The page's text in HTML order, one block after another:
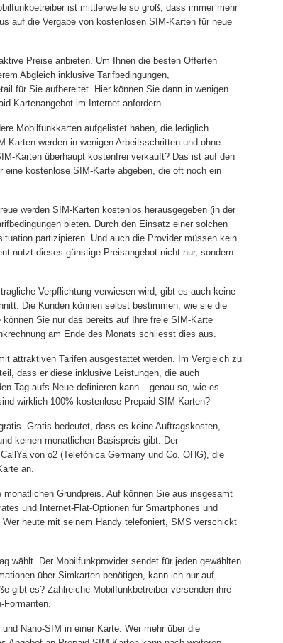
ist mittlerweile so groß, dass immer mehr
auf die Vergabe von kostenlosen SIM-Karten für neue
Preise anbieten. Um Ihnen die besten Offerten
Abgleich inklusive Tarifbedingungen,
für Sie aufbereitet. Hier können Sie dann in wenigen
Kartenangebot im Internet anfordern.
Mobilfunkkarten aufgelistet haben, die lediglich
Karten werden in wenigen Arbeitsschritten und ohne
Karten überhaupt kostenfrei verkauft? Das ist auf den
kostenlose SIM-Karte abgeben, die oft noch ein
werden SIM-Karten kostenlos herausgegeben (in der
bieten. Durch den Einsatz einer solchen
partizipieren. Und auch die Provider müssen kein
nutzt dieses günstige Preisangebot nicht nur, sondern
Verpflichtung verwiesen wird, gibt es auch keine
Die Kunden können selbst bestimmen, wie sie die
Sie nur das bereits auf Ihre freie SIM-Karte
am Ende des Monats schliesst dies aus.
attraktiven Tarifen ausgestattet werden. Im Vergleich zu
dass er diese inklusive Leistungen, die auch
Tag aufs Neue definieren kann – genau so, wie es
wirklich 100% kostenlose Prepaid-SIM-Karten?
Gratis bedeutet, dass es keine Auftragskosten,
keinen monatlichen Basispreis gibt. Der
von o2 (Telefónica Germany und Co. OHG), die
an.
Grundpreis. Auf können Sie aus insgesamt
und Internet-Flat-Optionen für Smartphones und
heute mit seinem Handy telefoniert, SMS verschickt
wählt. Der Mobilfunkprovider sendet für jeden gewählten
über Simkarten benötigen, kann ich nur auf
gibt es? Zahlreiche Mobilfunkbetreiber versenden ihre
Formanten.
Nano-SIM in einer Karte. Wer mehr über die